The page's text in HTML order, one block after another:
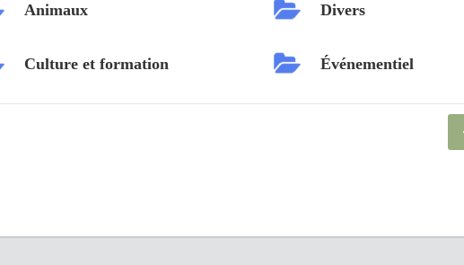
Animaux
Culture et formation
Divers
Événementiel